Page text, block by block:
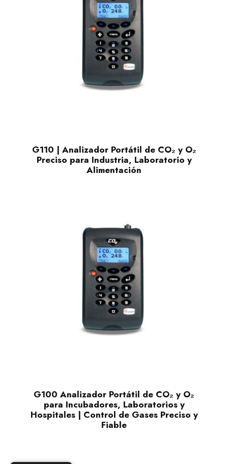
G110 | Analizador Portátil de CO₂ y O₂
Preciso para Industria, Laboratorio y
Alimentación
G100 Analizador Portátil de CO₂ y O₂
para Incubadores, Laboratorios y
Hospitales | Control de Gases Preciso y
Fiable